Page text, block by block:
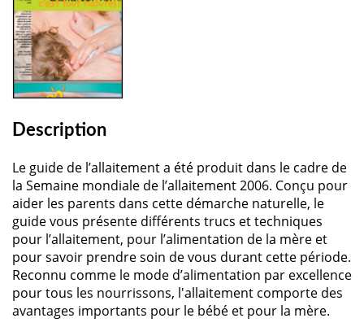
Description
Le guide de l’allaitement a été produit dans le cadre de
la Semaine mondiale de l’allaitement 2006. Conçu pour
aider les parents dans cette démarche naturelle, le
guide vous présente différents trucs et techniques
pour l’allaitement, pour l’alimentation de la mère et
pour savoir prendre soin de vous durant cette période.
Reconnu comme le mode d’alimentation par excellence
pour tous les nourrissons, l'allaitement comporte des
avantages importants pour le bébé et pour la mère.